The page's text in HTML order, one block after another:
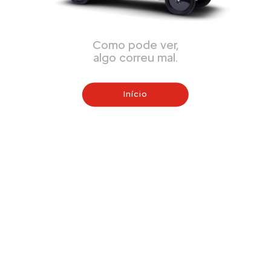
Como pode ver,
algo correu mal.
Início